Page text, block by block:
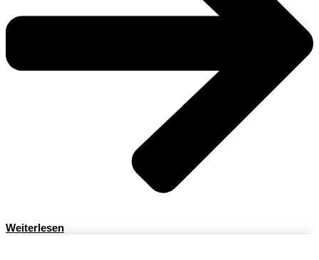
Weiterlesen